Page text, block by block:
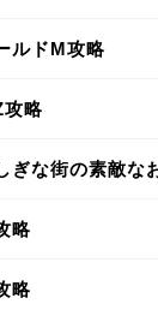
ルドM攻略
攻略
ぎな街の素敵な
略
略